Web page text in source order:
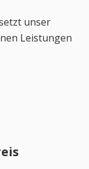
unser
Leistungen